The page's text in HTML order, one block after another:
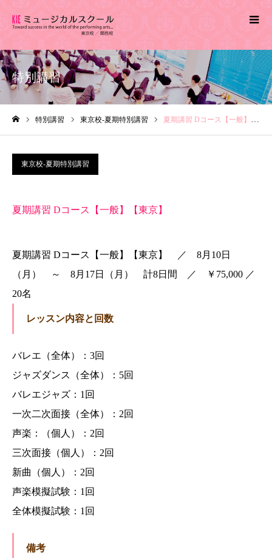
特別講習
特別講習 東京校-夏期特別講習 夏期講習 Dコース【一般】【東京】
東京校-夏期特別講習
夏期講習 Dコース【一般】【東京】
夏期講習 Dコース【一般】【東京】 ／ 8月10日
（月） ～ 8月17日（月） 計8日間 ／ ￥75,000 ／
20名
レッスン内容と回数
バレエ（全体）：3回
ジャズダンス（全体）：5回
バレエジャズ：1回
一次二次面接（全体）：2回
声楽：（個人）：2回
三次面接（個人）：2回
新曲（個人）：2回
声楽模擬試験：1回
全体模擬試験：1回
備考